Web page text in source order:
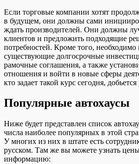
Если торговые компании хотят
в будущем, они должны сами
ждать производителей. Они должны
клиентов и предложить подходящие
потребностей. Кроме того, необходимо
существующие долгосрочные
рамочные соглашения, а также
отношения и войти в новые сферы
кто задает такой курс сегодня,
Популярные автохаусы
Ниже будет представлен список
числа наиболее популярных в этой
У многих из них в штате есть
русском. Там же вы можете узнать
информацию: